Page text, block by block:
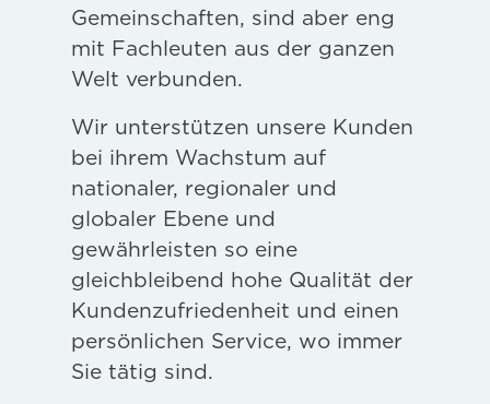
Gemeinschaften, sind aber eng
mit Fachleuten aus der ganzen
Welt verbunden.
Wir unterstützen unsere Kunden
bei ihrem Wachstum auf
nationaler, regionaler und
globaler Ebene und
gewährleisten so eine
gleichbleibend hohe Qualität der
Kundenzufriedenheit und einen
persönlichen Service, wo immer
Sie tätig sind.